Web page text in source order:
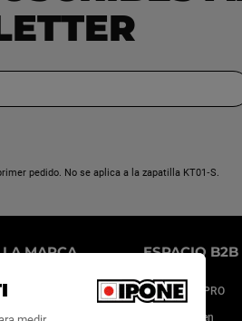
pedido. No se aplica a la zapatilla KT01‑S.
LA MARCA
Contratamos
ESPACIO B2B
Sitio IPONE PRO
Convertirse en